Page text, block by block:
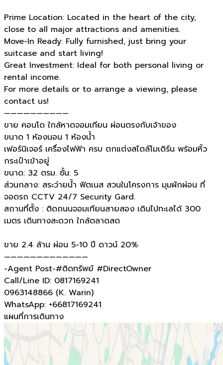
Prime Location: Located in the heart of the city,
close to all major attractions and amenities. ️
Move-In Ready: Fully furnished, just bring your
suitcase and start living! ️
Great Investment: Ideal for both personal living or
rental income.
For more details or to arrange a viewing, please
contact us!
——————————
ขาย คอนโด ใกล้หาดจอมเทียน ผ่อนตรงกับเจ้าของ
ขนาด 1 ห้องนอน 1 ห้องน้ำ
เฟอร์นิเจอร์ เครื่องไฟฟ้า ครบ ตกแต่งสไตล์โมเดิร์น พร้อมหิ้ว
กระเป๋าเข้าอยู่
ขนาด: 32 ตรม. ชั้น: 5
ส่วนกลาง: สระว่ายน้ำ ฟิตเนส สวนในโครงการ มุมผักผ่อน ที่
จอดรถ CCTV 24/7 Security Gard.
สถานที่ตั้ง : ติดถนนจอมเทียนสายสอง เดินไปทะเลได้ 300
เมตร เดินทางสะดวก ใกล้ตลาดสด
ขาย 2.4 ล้าน ผ่อน 5-10 ปี ดาวน์ 20%
—————————————
-Agent Post-#ติดทรัพย์ #DirectOwner
Call/Line ID: 0817169241
0963148866 (K. Warin)
WhatsApp: +66817169241
แผนที่การเดินทาง